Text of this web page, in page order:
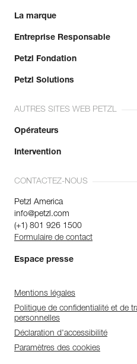
La marque
Entreprise Responsable
Petzl Fondation
Petzl Solutions
AUTRES SITES WEB PETZL
Opérateurs
Intervention
CONTACTEZ-NOUS
Petzl America
info@petzl.com
(+1) 801 926 1500
Formulaire de contact
Espace presse
Mentions légales
Politique de confidentialité et de
personnelles
Déclaration d'accessibilité
Paramètres des cookies